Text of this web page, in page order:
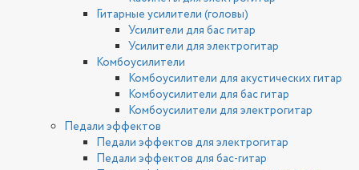
Гитарные усилители (головы)
Усилители для бас гитар
Усилители для электрогитар
Комбоусилители
Комбоусилители для акустических гитар
Комбоусилители для бас гитар
Комбоусилители для электрогитар
Педали эффектов
Педали эффектов для электрогитар
Педали эффектов для бас-гитар